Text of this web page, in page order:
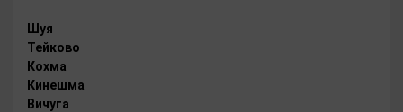
Шуя
Тейково
Кохма
Кинешма
Вичуга